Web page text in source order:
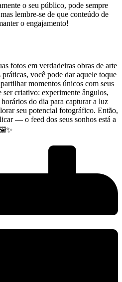
o ​seu público, pode sempre
lembre-se de que conteúdo ‌de
⁤o ⁣engajamento!
fotos em⁤ verdadeiras⁢ obras‍ de arte
você pode dar aquele toque
momentos únicos⁤ com‌ seus​
ser​ criativo: experimente‌ ângulos,
do dia para capturar a luz
seu ⁤potencial fotográfico. Então,
— ‍o feed dos⁢ seus sonhos⁣ está a‍